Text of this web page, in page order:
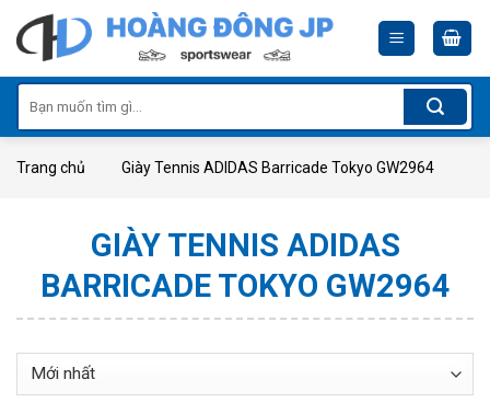
content
kiếm:
Trang chủ Giày Tennis ADIDAS Barricade Tokyo GW2964
GIÀY TENNIS ADIDAS
BARRICADE TOKYO GW2964